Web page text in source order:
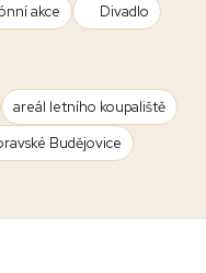
akce
Divadlo
areál letního koupaliště
Budějovice